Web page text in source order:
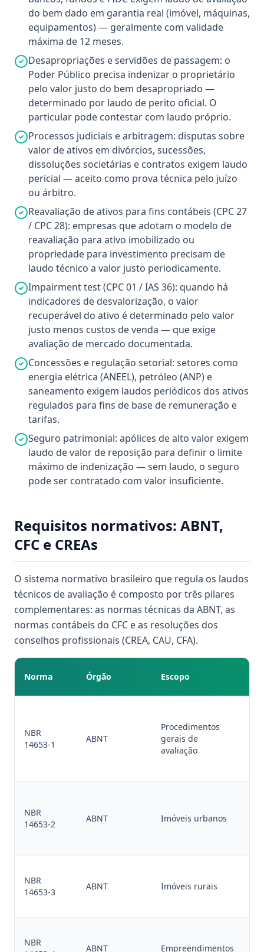
do bem dado em garantia real (imóvel, máquinas,
equipamentos) — geralmente com validade
máxima de 12 meses.
Desapropriações e servidões de passagem: o
Poder Público precisa indenizar o proprietário
pelo valor justo do bem desapropriado —
determinado por laudo de perito oficial. O
particular pode contestar com laudo próprio.
Processos judiciais e arbitragem: disputas sobre
valor de ativos em divórcios, sucessões,
dissoluções societárias e contratos exigem laudo
pericial — aceito como prova técnica pelo juízo
ou árbitro.
Reavaliação de ativos para fins contábeis (CPC 27
/ CPC 28): empresas que adotam o modelo de
reavaliação para ativo imobilizado ou
propriedade para investimento precisam de
laudo técnico a valor justo periodicamente.
Impairment test (CPC 01 / IAS 36): quando há
indicadores de desvalorização, o valor
recuperável do ativo é determinado pelo valor
justo menos custos de venda — que exige
avaliação de mercado documentada.
Concessões e regulação setorial: setores como
energia elétrica (ANEEL), petróleo (ANP) e
saneamento exigem laudos periódicos dos ativos
regulados para fins de base de remuneração e
tarifas.
Seguro patrimonial: apólices de alto valor exigem
laudo de valor de reposição para definir o limite
máximo de indenização — sem laudo, o seguro
pode ser contratado com valor insuficiente.
Requisitos normativos: ABNT,
CFC e CREAs
O sistema normativo brasileiro que regula os laudos
técnicos de avaliação é composto por três pilares
complementares: as normas técnicas da ABNT, as
normas contábeis do CFC e as resoluções dos
conselhos profissionais (CREA, CAU, CFA).
Norma Órgão Escopo
NBR
14653-1
ABNT
Procedimentos
gerais de
avaliação
NBR
14653-2
ABNT Imóveis urbanos
NBR
14653-3
ABNT Imóveis rurais
NBR
ABNT Empreendimentos